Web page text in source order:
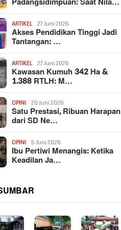
ARTIKEL 27 Juni 2026
Akses Pendidikan Tinggi Jadi
Tantangan: …
ARTIKEL 27 Juni 2026
Kawasan Kumuh 342 Ha &
1.388 RTLH: M…
OPINI 20 Juni 2026
Satu Prestasi, Ribuan Harapan
dari SD Ne…
OPINI 5 Juni 2026
Ibu Pertiwi Menangis: Ketika
Keadilan Ja…